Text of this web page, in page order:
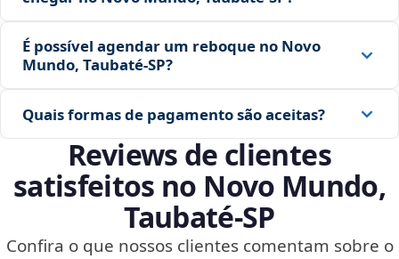
É possível agendar um reboque no Novo
Mundo, Taubaté‑SP?
Quais formas de pagamento são aceitas?
Reviews de clientes
satisfeitos no Novo Mundo,
Taubaté‑SP
Confira o que nossos clientes comentam sobre o